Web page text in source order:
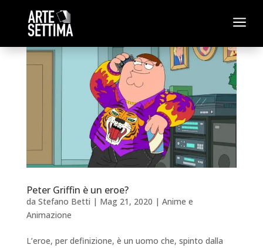
a
Peter Griffin è un eroe?
da Stefano Betti | Mag 21, 2020 | Anime e
Animazione
L’eroe, per definizione, è un uomo che, spinto dalla